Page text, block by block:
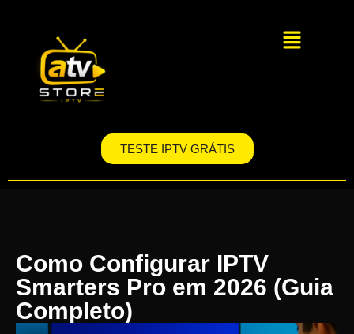
TESTE IPTV GRÁTIS
Como Configurar IPTV
Smarters Pro em 2026 (Guia
Completo)